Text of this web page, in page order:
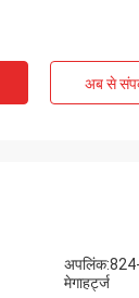
अब से
मेगाहर्ट्ज